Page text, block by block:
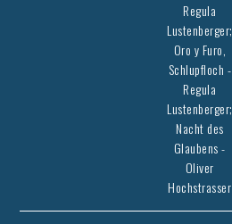
Regula
Lustenberger;
Oro y Furo,
Schlupfloch -
Regula
Lustenberger;
Nacht des
Glaubens -
Oliver
Hochstrasser